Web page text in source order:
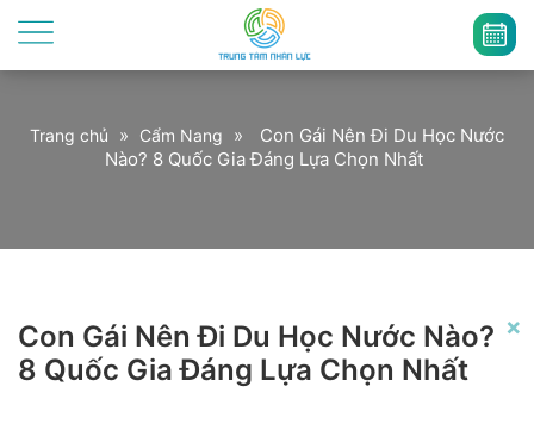
Trang chủ » Cẩm Nang »
Con Gái Nên Đi Du Học Nước
Nào? 8 Quốc Gia Đáng Lựa Chọn Nhất
Con Gái Nên Đi Du Học Nước Nào?
8 Quốc Gia Đáng Lựa Chọn Nhất
×